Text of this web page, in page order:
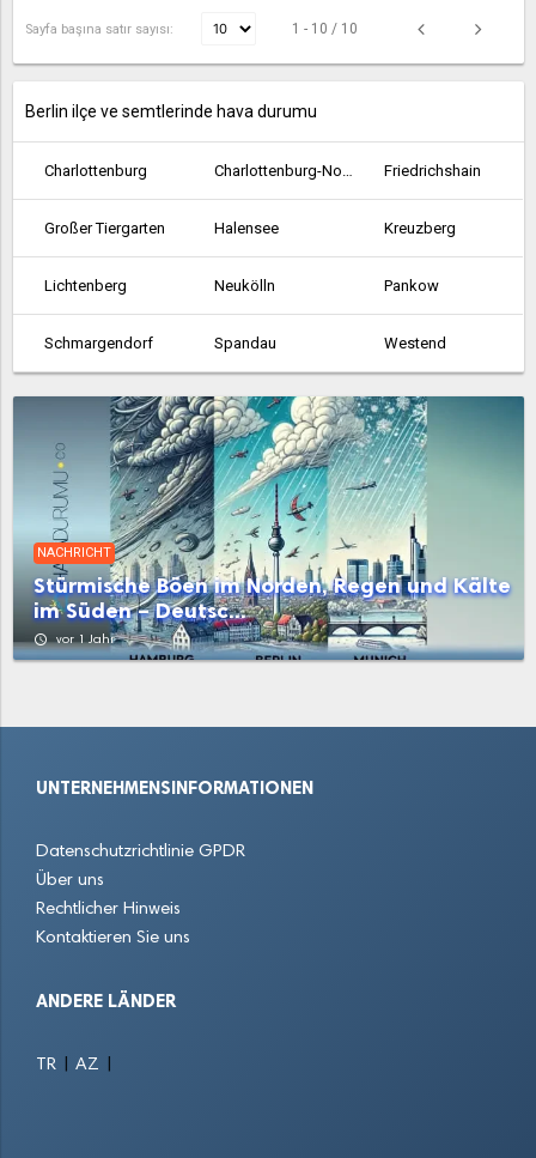
Sayfa başına satır sayısı: 1 - 10 / 10
Berlin ilçe ve semtlerinde hava durumu
Charlottenburg Charlottenburg-Nord Friedrichshain
Großer Tiergarten Halensee Kreuzberg
Lichtenberg Neukölln Pankow
Schmargendorf Spandau Westend
Wilmersdorf Zehlendorf
NACHRICHT
Stürmische Böen im Norden, Regen und Kälte
im Süden – Deutsc...
access_time vor 1 Jahr
UNTERNEHMENSINFORMATIONEN
Datenschutzrichtlinie GPDR
Über uns
Rechtlicher Hinweis
Kontaktieren Sie uns
ANDERE LÄNDER
TR AZ